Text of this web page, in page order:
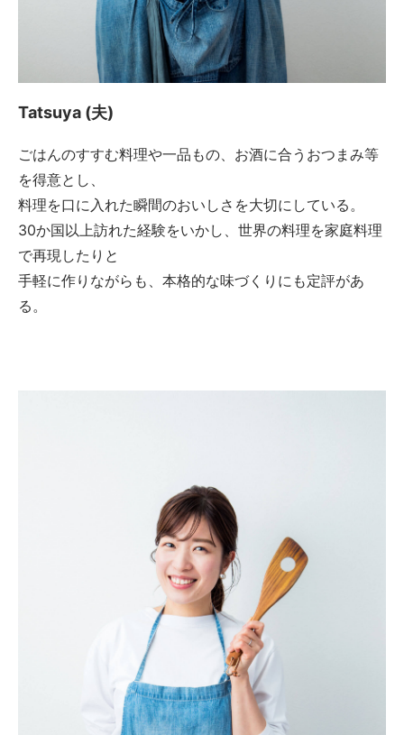
Tatsuya (夫)
ごはんのすすむ料理や一品もの、お酒に合うおつまみ等
を得意とし、
料理を口に入れた瞬間のおいしさを大切にしている。
30か国以上訪れた経験をいかし、世界の料理を家庭料理
で再現したりと
手軽に作りながらも、本格的な味づくりにも定評があ
る。